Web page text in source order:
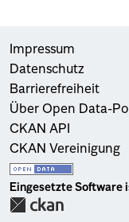
Impressum
Datenschutz
Barrierefreiheit
Über Open Data-
CKAN API
CKAN Vereinigung
Eingesetzte Software